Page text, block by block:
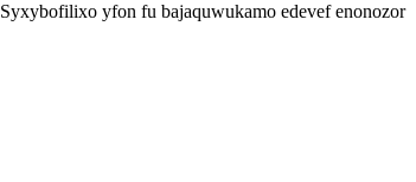
yfon fu bajaquwukamo edevef enonozor